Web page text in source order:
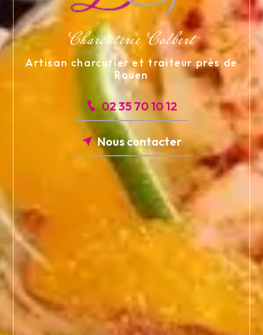
Charcuterie Colbert
Artisan charcutier et traiteur près de
Rouen
02 35 70 10 12
Nous contacter